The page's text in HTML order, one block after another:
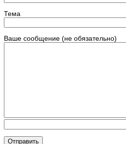
Тема
Ваше сообщение (не обязательно)